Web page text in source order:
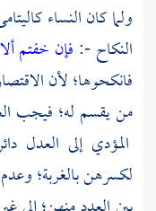
ولما كان النساء
النكاح -: فإن خفتم
فانكحوها؛ لأن
من يقسم له؛ فيجب
المؤدي إلى العدل
لكسرهن بالغربة؛